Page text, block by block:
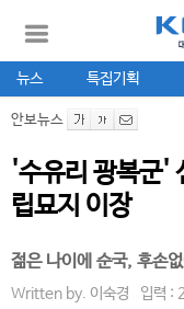
뉴스 특집기획
안보뉴스
'수유리 광복군'
립묘지 이장
젊은 나이에 순국, 후손
Written by. 이숙경 입력 :